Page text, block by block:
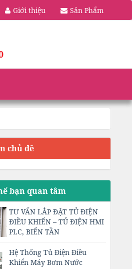
Giới thiệu Sản Phẩm
chủ đề
bạn quan tâm
TƯ VẤN LẮP ĐẶT TỦ ĐIỆN
ĐIỀU KHIỂN – TỦ ĐIỆN HMI
PLC, BIẾN TẦN
Hệ Thống Tủ Điện Điều
Khiển Máy Bơm Nước